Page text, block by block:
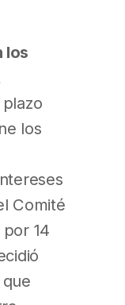
los
los
Comité
14